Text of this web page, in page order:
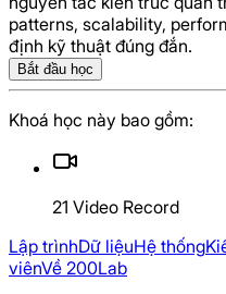
videoCourse
patterns, scalability,
định kỹ thuật đúng đắn.
Bắt đầu học
Khoá học này bao gồm:
21 Video Record
Lập trìnhDữ liệuHệ thống
viênVề 200Lab